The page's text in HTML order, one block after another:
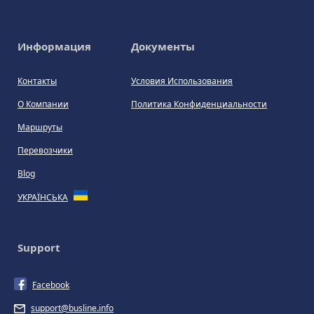
Информация
Контакты
О Компании
Маршруты
Перевозчики
Blog
УКРАЇНСЬКА
Документы
Условия Использования
Политика Конфиденциальности
Support
Facebook
support@busline.info